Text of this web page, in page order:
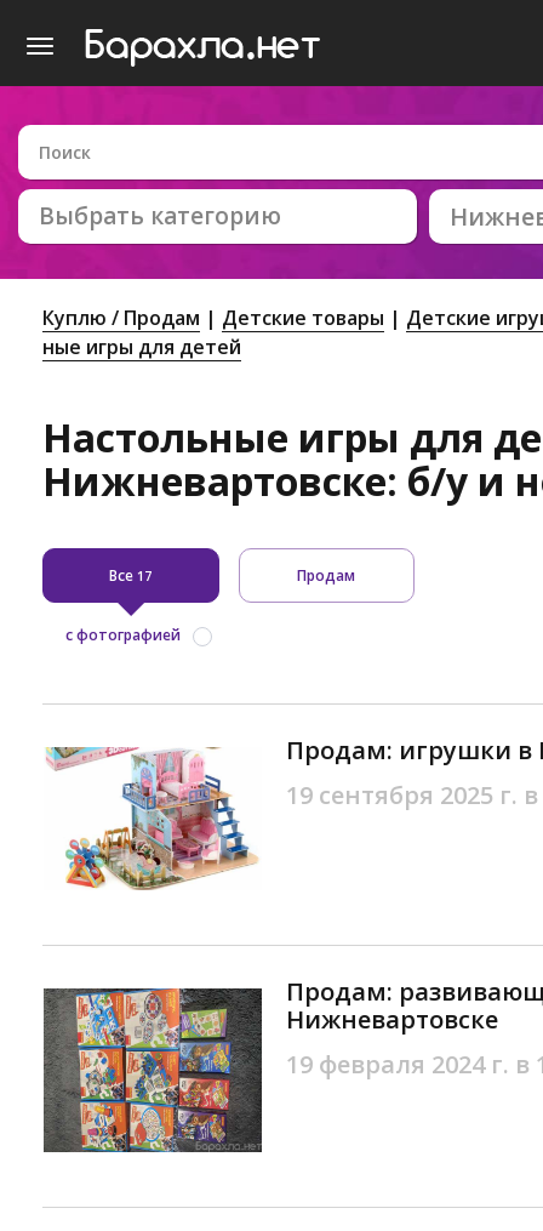
Выбрать категорию
Куплю / Продам Детские товары
Детские
ные игры для детей
Настольные игры для
Нижневартовске: б/у и
Все 17 Продам
с фотографией
Продам: игрушки в
19 сентября 2025 г.
Продам:
Нижневартовске
19 февраля 2024 г. в